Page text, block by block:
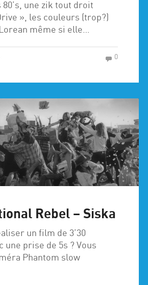
80’s, une zik tout droit
», les couleurs (trop?)
même si elle…
0
Rebel – Siska
un film de 3’30
une prise de 5s ? Vous
Phantom slow